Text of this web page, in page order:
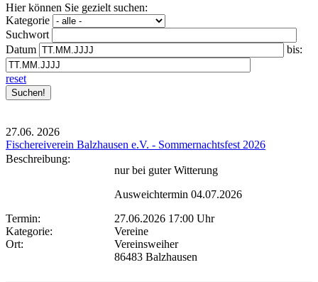
Hier können Sie gezielt suchen:
Kategorie
Suchwort
Datum
bis:
reset
27.06. 2026
Fischereiverein Balzhausen e.V. - Sommernachtsfest 2026
Beschreibung:
nur bei guter Witterung
Ausweichtermin 04.07.2026
Termin:
27.06.2026 17:00 Uhr
Kategorie:
Vereine
Ort:
Vereinsweiher
86483 Balzhausen